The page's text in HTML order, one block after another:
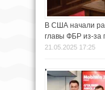
В США начали
главы ФБР из-за
21.05.2025 17:25